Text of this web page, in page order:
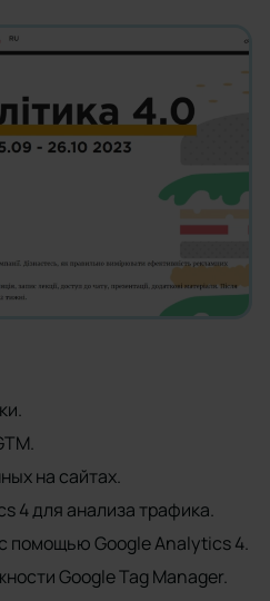
на сайтах.
4 для анализа трафика.
помощью Google Analytics 4.
Google Tag Manager.